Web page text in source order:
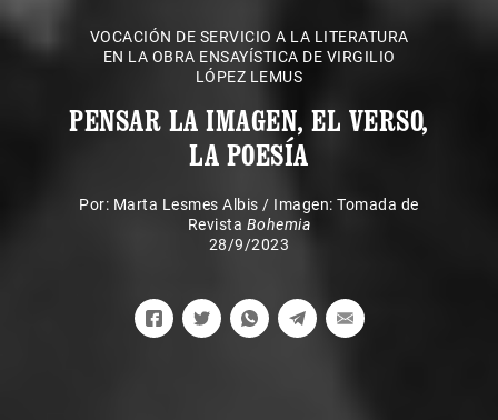
VOCACIÓN DE SERVICIO A LA LITERATURA
EN LA OBRA ENSAYÍSTICA DE VIRGILIO
LÓPEZ LEMUS
PENSAR LA IMAGEN, EL VERSO,
LA POESÍA
Por: Marta Lesmes Albis / Imagen: Tomada de
Revista Bohemia
28/9/2023